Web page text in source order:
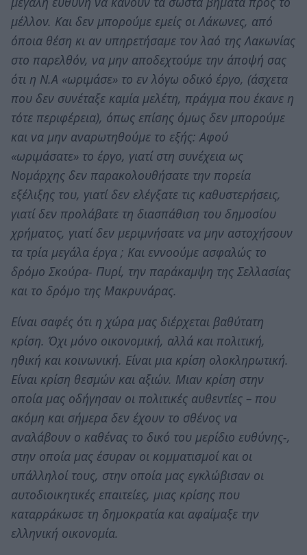
μέλλον. Και δεν μπορούμε εμείς οι Λάκωνες, από
όποια θέση κι αν υπηρετήσαμε τον λαό της Λακωνίας
στο παρελθόν, να μην αποδεχτούμε την άποψή σας
ότι η Ν.Α «ωριμάσε» το εν λόγω οδικό έργο, (άσχετα
που δεν συνέταξε καμία μελέτη, πράγμα που έκανε η
τότε περιφέρεια), όπως επίσης όμως δεν μπορούμε
και να μην αναρωτηθούμε το εξής: Αφού
«ωριμάσατε» το έργο, γιατί στη συνέχεια ως
Νομάρχης δεν παρακολουθήσατε την πορεία
εξέλιξης του, γιατί δεν ελέγξατε τις καθυστερήσεις,
γιατί δεν προλάβατε τη διασπάθιση του δημοσίου
χρήματος, γιατί δεν μεριμνήσατε να μην αστοχήσουν
τα τρία μεγάλα έργα ; Και εννοούμε ασφαλώς το
δρόμο Σκούρα- Πυρί, την παράκαμψη της Σελλασίας
και το δρόμο της Μακρυνάρας.
Είναι σαφές ότι η χώρα μας διέρχεται βαθύτατη
κρίση. Όχι μόνο οικονομική, αλλά και πολιτική,
ηθική και κοινωνική. Είναι μια κρίση ολοκληρωτική.
Είναι κρίση θεσμών και αξιών. Μιαν κρίση στην
οποία μας οδήγησαν οι πολιτικές αυθεντίες – που
ακόμη και σήμερα δεν έχουν το σθένος να
αναλάβουν ο καθένας το δικό του μερίδιο ευθύνης-,
στην οποία μας έσυραν οι κομματισμοί και οι
υπάλληλοί τους, στην οποία μας εγκλώβισαν οι
αυτοδιοικητικές επαιτείες, μιας κρίσης που
καταρράκωσε τη δημοκρατία και αφαίμαξε την
ελληνική οικονομία.